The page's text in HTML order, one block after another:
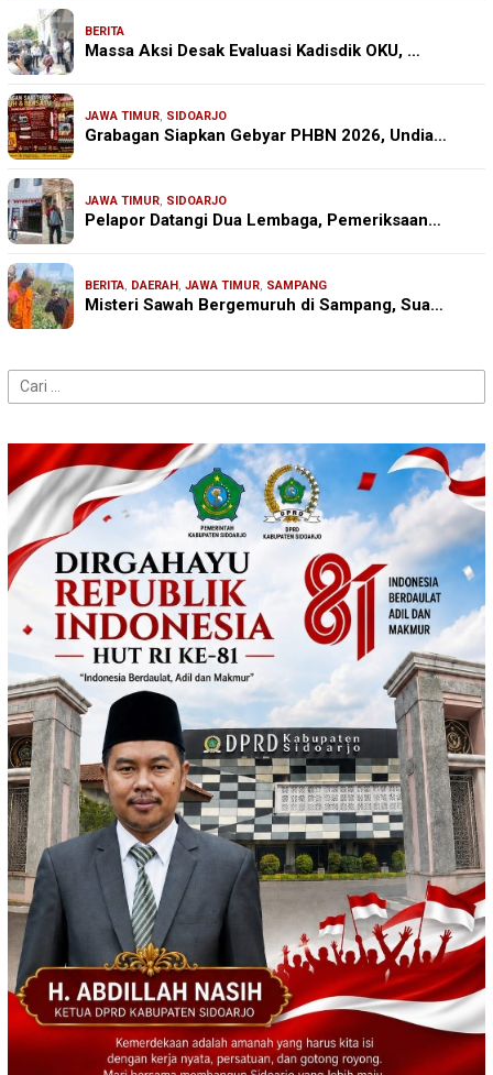
BERITA
Massa Aksi Desak Evaluasi Kadisdik OKU, …
JAWA TIMUR, SIDOARJO
Grabagan Siapkan Gebyar PHBN 2026, Undia…
JAWA TIMUR, SIDOARJO
Pelapor Datangi Dua Lembaga, Pemeriksaan…
BERITA, DAERAH, JAWA TIMUR, SAMPANG
Misteri Sawah Bergemuruh di Sampang, Sua…
Cari
untuk: